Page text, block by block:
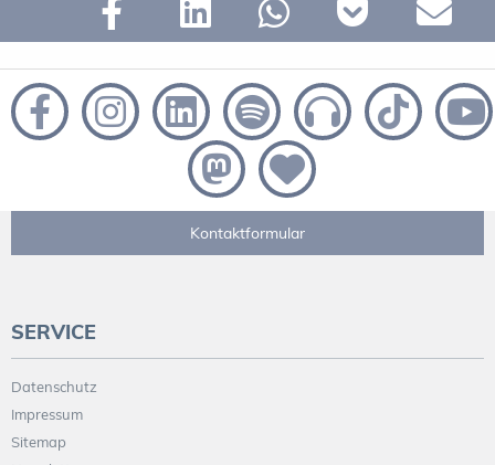
Kontaktformular
SERVICE
Datenschutz
Impressum
Sitemap